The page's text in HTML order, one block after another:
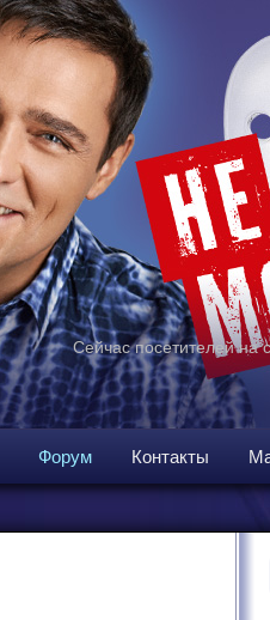
Сейчас посетителей на
Форум Контакты